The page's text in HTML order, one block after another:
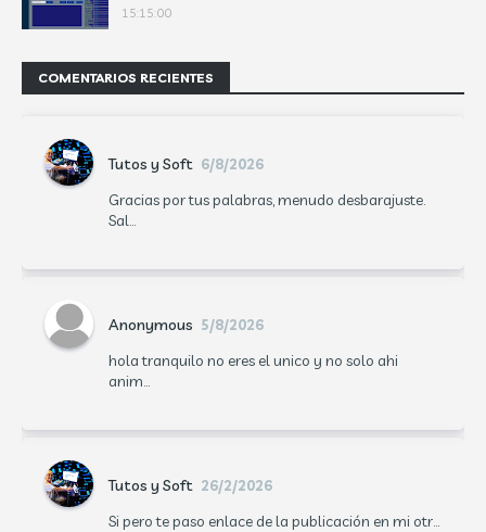
15:15:00
COMENTARIOS RECIENTES
Tutos y Soft 6/8/2026
Gracias por tus palabras, menudo desbarajuste.
Sal...
Anonymous 5/8/2026
hola tranquilo no eres el unico y no solo ahi
anim...
Tutos y Soft 26/2/2026
Si pero te paso enlace de la publicación en mi otr...